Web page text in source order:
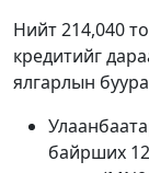
Нийт 214,040
кредитийг
ялгарлын
байрших